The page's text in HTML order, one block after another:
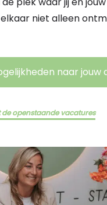
niet alleen
naar jouw
de openstaande vacatures